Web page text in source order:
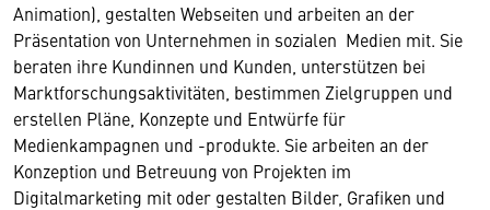
Animation), gestalten Webseiten und arbeiten an der
Präsentation von Unternehmen in sozialen Medien mit. Sie
beraten ihre Kundinnen und Kunden, unterstützen bei
Marktforschungsaktivitäten, bestimmen Zielgruppen und
erstellen Pläne, Konzepte und Entwürfe für
Medienkampagnen und -produkte. Sie arbeiten an der
Konzeption und Betreuung von Projekten im
Digitalmarketing mit oder gestalten Bilder, Grafiken und